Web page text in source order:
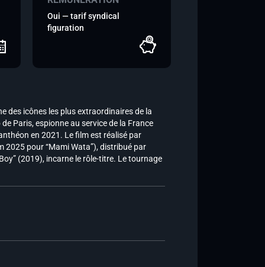
Oui — tarif syndical
figuration
des icônes les plus extraordinaires de la
Paris, espionne au service de la France
en 2021. Le film est réalisé par
2025 pour “Mami Wata”), distribué par
(2019), incarne le rôle-titre. Le tournage